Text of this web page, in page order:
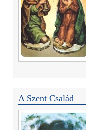
A Szent Család